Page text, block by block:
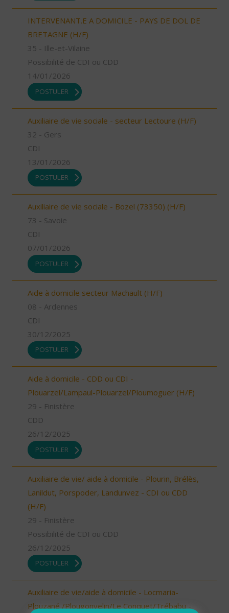
INTERVENANT.E A DOMICILE - PAYS DE DOL DE
BRETAGNE (H/F)
35 - Ille-et-Vilaine
Possibilité de CDI ou CDD
14/01/2026
POSTULER
Auxiliaire de vie sociale - secteur Lectoure (H/F)
32 - Gers
CDI
13/01/2026
POSTULER
Auxiliaire de vie sociale - Bozel (73350) (H/F)
73 - Savoie
CDI
07/01/2026
POSTULER
Aide à domicile secteur Machault (H/F)
08 - Ardennes
CDI
30/12/2025
POSTULER
Aide à domicile - CDD ou CDI -
Plouarzel/Lampaul-Plouarzel/Ploumoguer (H/F)
29 - Finistère
CDD
26/12/2025
POSTULER
Auxiliaire de vie/ aide à domicile - Plourin, Brélès,
Lanildut, Porspoder, Landunvez - CDI ou CDD
(H/F)
29 - Finistère
Possibilité de CDI ou CDD
26/12/2025
POSTULER
Auxiliaire de vie/aide à domicile - Locmaria-
Plouzané /Plougonvelin/Le Conquet/Trébabu -